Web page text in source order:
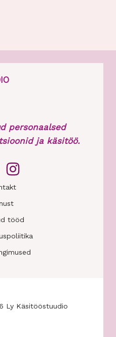
personaalsed
ja käsitöö.
tööd
Ly Käsitööstuudio